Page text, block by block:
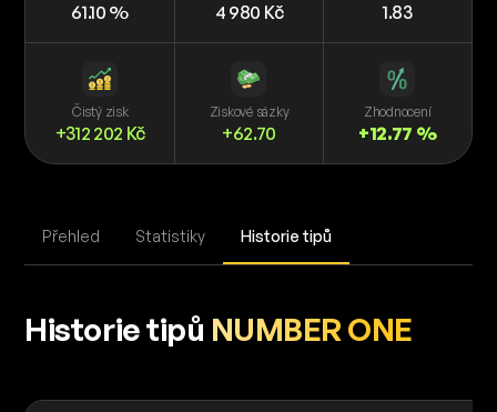
61.10 % 4 980 Kč 1.83
Čistý zisk
+312 202 Kč
Ziskové sázky
+62.70
Zhodnocení
+12.77 %
Přehled Statistiky Historie tipů
Historie tipů NUMBER ONE